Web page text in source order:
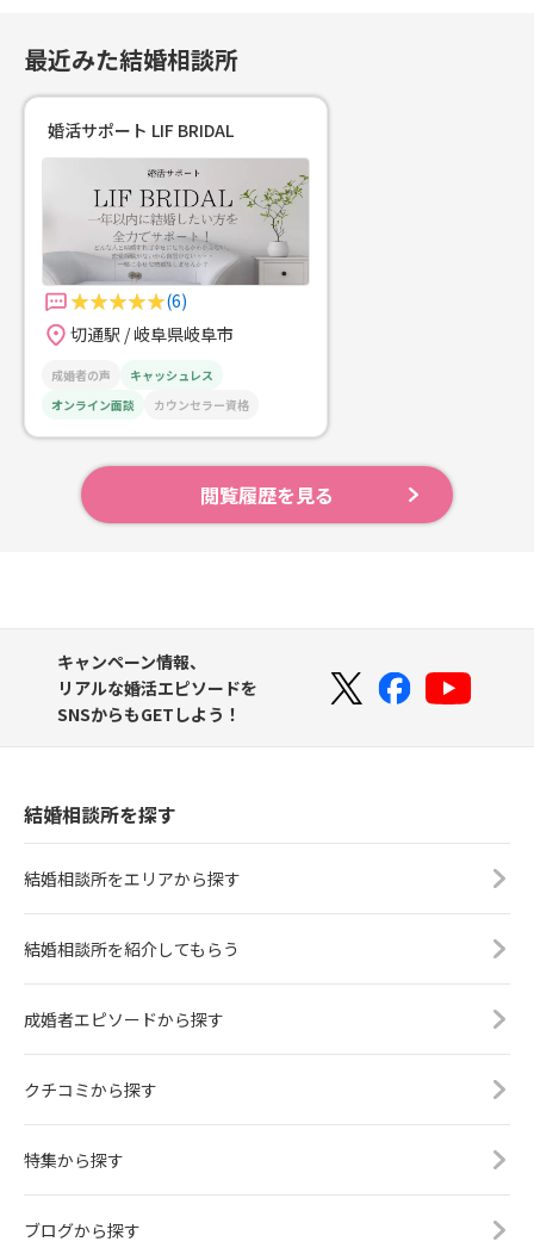
てみてくださいね！一人一人に寄り
添ったアドバイスをさせていただき
はお電話から受け付けています！
最近みた結婚相談所
婚活サポート LIF BRIDAL
(6)
切通駅 / 岐阜県岐阜市
成婚者の声
キャッシュレス
オンライン面談
カウンセラー資格
閲覧履歴を見る
キャンペーン情報、
リアルな婚活エピソードを
SNSからもGETしよう！
結婚相談所を探す
結婚相談所をエリアから探す
結婚相談所を紹介してもらう
成婚者エピソードから探す
クチコミから探す
特集から探す
ブログから探す